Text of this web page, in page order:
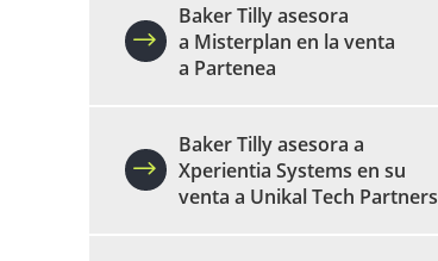
Baker Tilly asesora
a Misterplan en la venta
a Partenea
Baker Tilly asesora a
Xperientia Systems en su
venta a Unikal Tech Partners